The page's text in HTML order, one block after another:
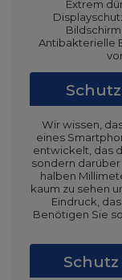
Extrem
Bildschirm
Antibakterielle
Wir wissen,
eines
entwickelt, das
sondern darüber
halben
kaum zu sehen
Eindruck,
Benötigen Sie